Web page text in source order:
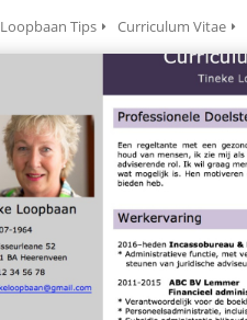
Loopbaan Tips Curriculum Vitae